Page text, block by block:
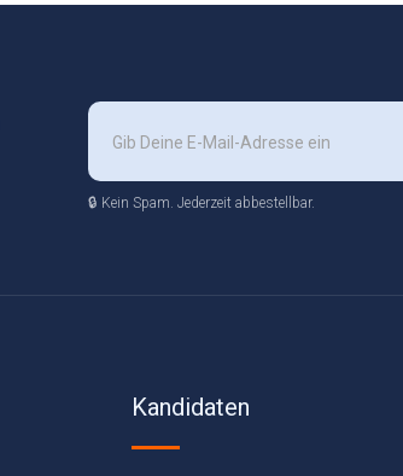
🔒 Kein Spam. Jederzeit abbestellbar.
Kandidaten